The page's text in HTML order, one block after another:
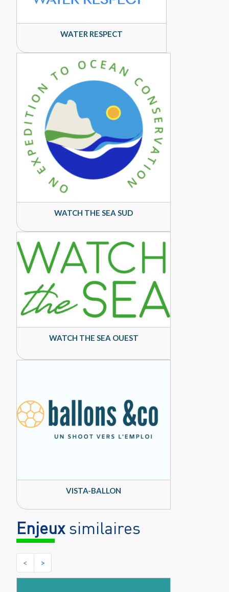
WATER RESPECT
WATCH THE SEA SUD
WATCH THE SEA OUEST
VISTA-BALLON
Enjeuxsimilaires
< >